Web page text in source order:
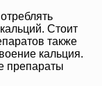
Стоит
также
кальция.
препараты